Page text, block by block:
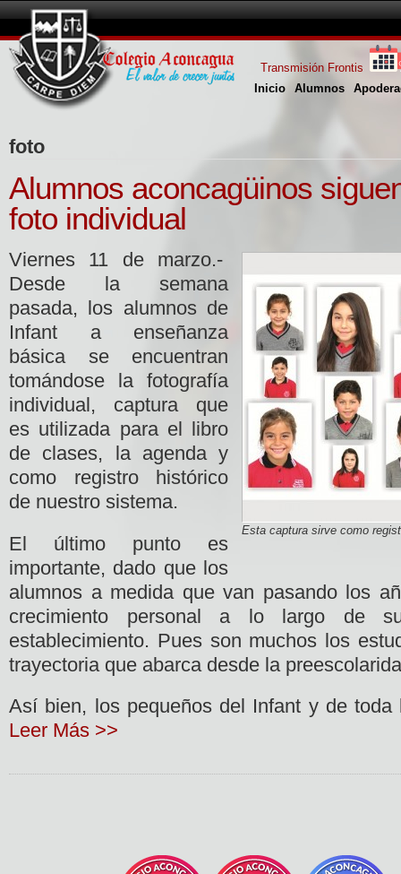
Inicio Alumnos
Transmisión Frontis
foto
Alumnos aconcagüinos
foto individual
Esta captura sirve como
Viernes 11 de marzo.-
Desde la semana
pasada, los alumnos de
Infant a enseñanza
básica se encuentran
tomándose la fotografía
individual, captura que
es utilizada para el libro
de clases, la agenda y
como registro histórico
de nuestro sistema.
El último punto es
importante, dado que los
alumnos a medida que van pasando los
crecimiento personal a lo largo de
establecimiento. Pues son muchos los
trayectoria que abarca desde la
Así bien, los pequeños del Infant y de toda
Leer Más >>